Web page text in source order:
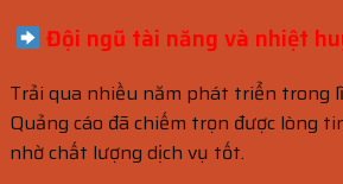
Đội ngũ tài năng và nhiệt
Trải qua nhiều năm phát triển trong
Quảng cáo đã chiếm trọn được lòng
nhờ chất lượng dịch vụ tốt.